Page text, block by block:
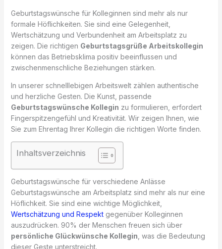
Geburtstagswünsche für Kolleginnen sind mehr als nur
formale Höflichkeiten. Sie sind eine Gelegenheit,
Wertschätzung und Verbundenheit am Arbeitsplatz zu
zeigen. Die richtigen Geburtstagsgrüße Arbeitskollegin
können das Betriebsklima positiv beeinflussen und
zwischenmenschliche Beziehungen stärken.
In unserer schnelllebigen Arbeitswelt zählen authentische
und herzliche Gesten. Die Kunst, passende
Geburtstagswünsche Kollegin zu formulieren, erfordert
Fingerspitzengefühl und Kreativität. Wir zeigen Ihnen, wie
Sie zum Ehrentag Ihrer Kollegin die richtigen Worte finden.
Inhaltsverzeichnis
Geburtstagswünsche für verschiedene Anlässe
Geburtstagswünsche am Arbeitsplatz sind mehr als nur eine
Höflichkeit. Sie sind eine wichtige Möglichkeit,
Wertschätzung und Respektgegenüber Kolleginnen
auszudrücken. 90% der Menschen freuen sich über
persönliche Glückwünsche Kollegin , was die Bedeutung
dieser Geste unterstreicht.